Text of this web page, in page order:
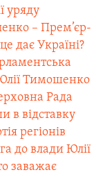
уряду
– Прем’єр-
дає Україні?
Юлії Тимошенко
Рада
в відставку
регіонів
до влади Юлії
заважає